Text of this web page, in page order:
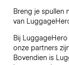
Breng je spullen
van
Bij
onze partners
Bovendien is